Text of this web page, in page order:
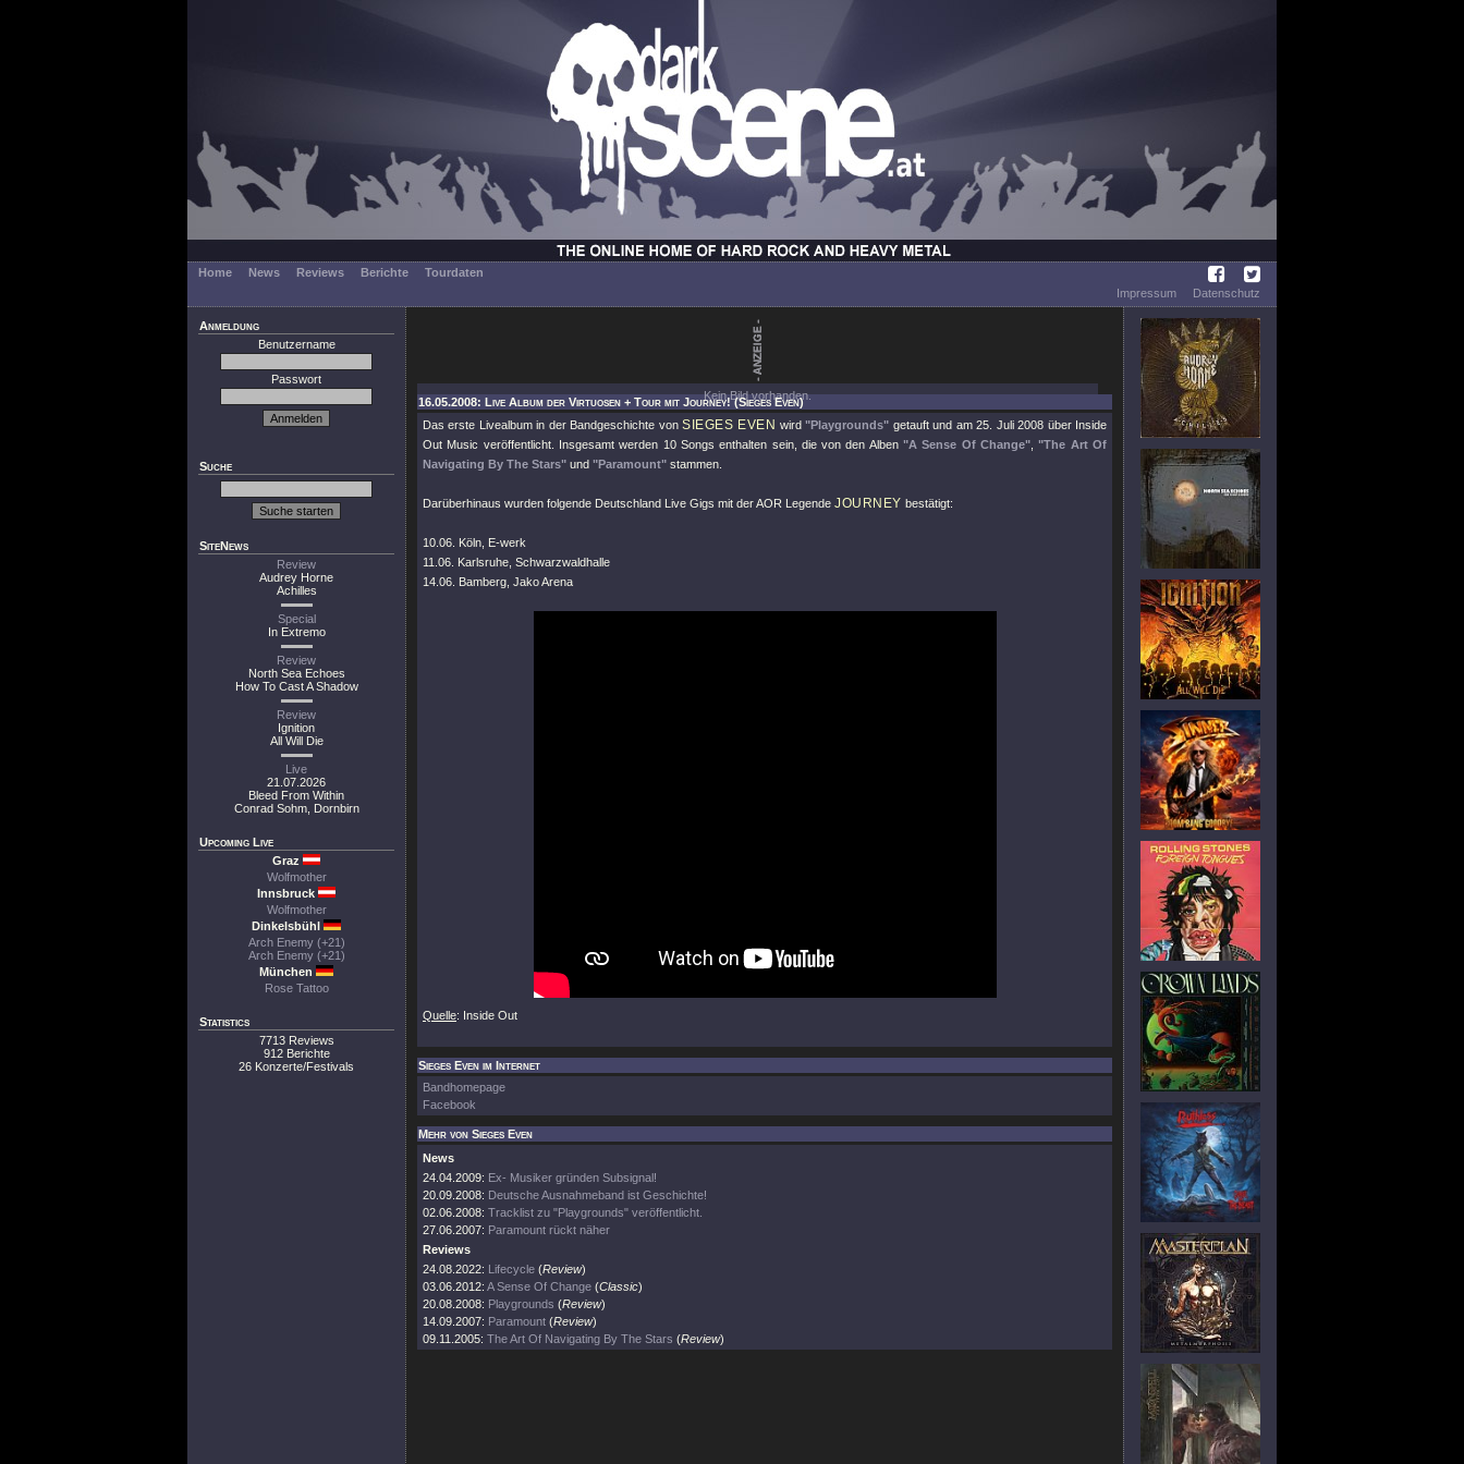
Home News Reviews Berichte
Tourdaten
Impressum
Datenschutz
Anmeldung
Benutzername
Passwort
Suche
SiteNews
Review
Audrey Horne
Achilles
Special
In Extremo
Review
North Sea Echoes
How To Cast A Shadow
Review
Ignition
All Will Die
Live
21.07.2026
Bleed From Within
Conrad Sohm, Dornbirn
Upcoming Live
Graz
Wolfmother
Innsbruck
Wolfmother
Dinkelsbühl
Arch Enemy (+21)
Arch Enemy (+21)
München
Rose Tattoo
Statistics
7713 Reviews
912 Berichte
26 Konzerte/Festivals
Kein Bild vorhanden.
16.05.2008: Live Album der Virtuosen + Tour mit Journey! (Sieges Even)
Das erste Livealbum in der Bandgeschichte vonSIEGES EVEN wird"Playgrounds" getauft und am 25. Juli 2008 über Inside
Out Music veröffentlicht. Insgesamt werden 10 Songs enthalten sein, die von den Alben"A Sense Of Change" ,"The Art Of
Navigating By The Stars" und "Paramount" stammen.
Darüberhinaus wurden folgende Deutschland Live Gigs mit der AOR Legende JOURNEY bestätigt:
10.06. Köln, E-werk
11.06. Karlsruhe, Schwarzwaldhalle
14.06. Bamberg, Jako Arena
Quelle: Inside Out
Sieges Even im Internet
Bandhomepage
Facebook
Mehr von Sieges Even
News
24.04.2009: Ex- Musiker gründen Subsignal!
20.09.2008: Deutsche Ausnahmeband ist Geschichte!
02.06.2008: Tracklist zu "Playgrounds" veröffentlicht.
27.06.2007: Paramount rückt näher
Reviews
24.08.2022: Lifecycle (Review)
03.06.2012: A Sense Of Change (Classic)
20.08.2008: Playgrounds (Review)
14.09.2007: Paramount (Review)
09.11.2005: The Art Of Navigating By The Stars (Review)